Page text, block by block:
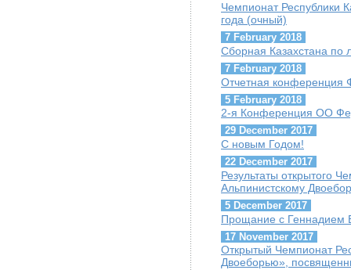
Чемпионат Республики
года (очный)
7 February 2018
Сборная Казахстана по
7 February 2018
Отчетная
5 February 2018
2-я Конференция ОО
29 December 2017
С новым Годом!
22 December 2017
Результаты открытого
Альпинистскому
5 December 2017
Прощание с Геннадием
17 November 2017
Открытый Чемпионат
Двоеборью»,